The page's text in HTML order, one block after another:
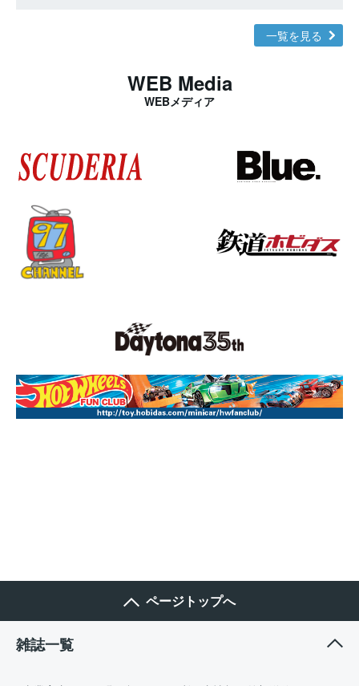
一覧を見る
WEB Media
WEBメディア
ページトップへ
雑誌一覧